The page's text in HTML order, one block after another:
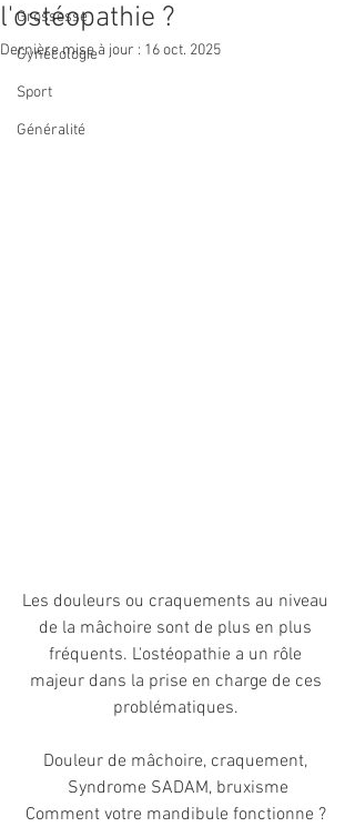
Grossesse
Gynécologie
Sport
Généralité
l'ostéopathie ?
Dernière mise à jour : 16 oct. 2025
Les douleurs ou craquements au niveau
de la mâchoire sont de plus en plus
fréquents. L'ostéopathie a un rôle
majeur dans la prise en charge de ces
problématiques.
Douleur de mâchoire, craquement,
Syndrome SADAM, bruxisme
Comment votre mandibule fonctionne ?